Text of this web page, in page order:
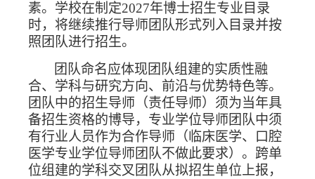
素。学校在制定2027年博士招生专业目录
时，将继续推行导师团队形式列入目录并按
照团队进行招生。
团队命名应体现团队组建的实质性融
合、学科与研究方向、前沿与优势特色等。
团队中的招生导师（责任导师）须为当年具
备招生资格的博导，专业学位导师团队中须
有行业人员作为合作导师（临床医学、口腔
医学专业学位导师团队不做此要求）。跨单
位组建的学科交叉团队从拟招生单位上报，